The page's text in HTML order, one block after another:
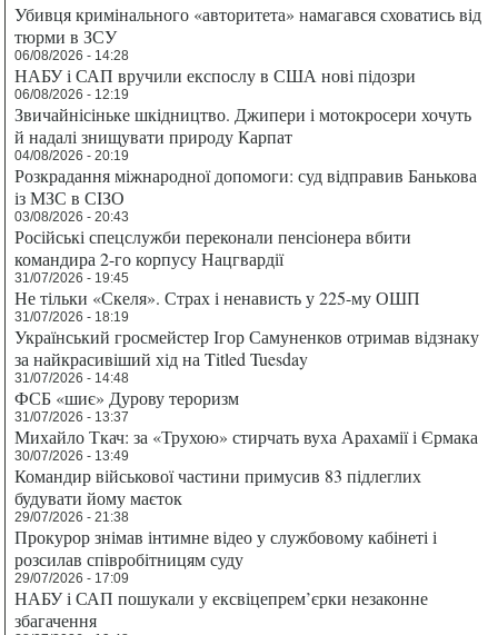
Убивця кримінального «авторитета» намагався сховатись від
тюрми в ЗСУ
06/08/2026 - 14:28
НАБУ і САП вручили експослу в США нові підозри
06/08/2026 - 12:19
Звичайнісіньке шкідництво. Джипери і мотокросери хочуть
й надалі знищувати природу Карпат
04/08/2026 - 20:19
Розкрадання міжнародної допомоги: суд відправив Банькова
із МЗС в СІЗО
03/08/2026 - 20:43
Російські спецслужби переконали пенсіонера вбити
командира 2-го корпусу Нацгвардії
31/07/2026 - 19:45
Не тільки «Скеля». Страх і ненависть у 225-му ОШП
31/07/2026 - 18:19
Український гросмейстер Ігор Самуненков отримав відзнаку
за найкрасивіший хід на Titled Tuesday
31/07/2026 - 14:48
ФСБ «шиє» Дурову тероризм
31/07/2026 - 13:37
Михайло Ткач: за «Трухою» стирчать вуха Арахамії і Єрмака
30/07/2026 - 13:49
Командир військової частини примусив 83 підлеглих
будувати йому маєток
29/07/2026 - 21:38
Прокурор знімав інтимне відео у службовому кабінеті і
розсилав співробітницям суду
29/07/2026 - 17:09
НАБУ і САП пошукали у ексвіцепрем’єрки незаконне
збагачення